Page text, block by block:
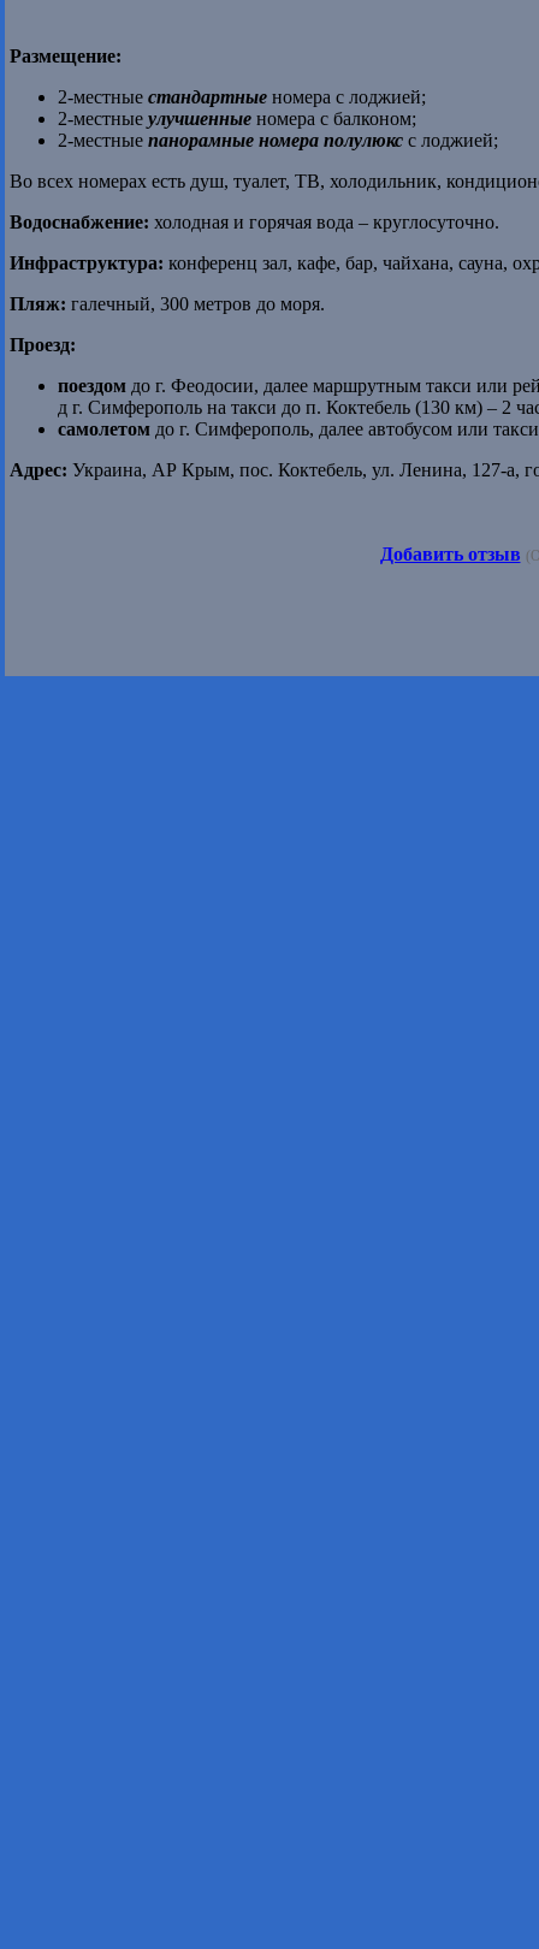
Размещение:
2-местные стандартные номера с лоджией;
2-местные улучшенные номера с балконом;
2-местные панорамные номера полулюкс с лоджией;
Во всех номерах есть душ, туалет, ТВ, холодильник,
Водоснабжение: холодная и горячая вода – круглосуточно.
Инфраструктура: конференц зал, кафе, бар, чайхана, сауна,
Пляж: галечный, 300 метров до моря.
Проезд:
поездом до г. Феодосии, далее маршрутным такси или
д г. Симферополь на такси до п. Коктебель (130 км) – 2
самолетом до г. Симферополь, далее автобусом или
Адрес: Украина, АР Крым, пос. Коктебель, ул. Ленина, 127-а,
Добавить отзыв